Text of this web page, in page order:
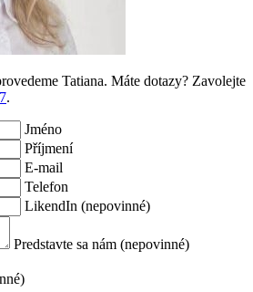
Tatiana. Máte dotazy? Zavolejte
.
Jméno
Příjmení
E-mail
Telefon
LikendIn (nepovinné)
Predstavte sa nám (nepovinné)